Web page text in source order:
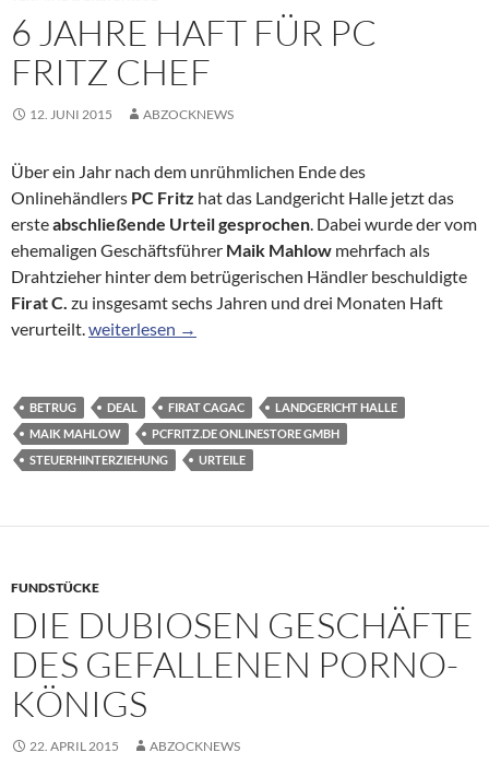
6 JAHRE HAFT FÜR PC
FRITZ CHEF
12. JUNI 2015 ABZOCKNEWS
Über ein Jahr nach dem unrühmlichen Ende des
Onlinehändlers PC Fritz hat das Landgericht Halle jetzt das
ersteabschließende Urteil gesprochen. Dabei wurde der vom
ehemaligen Geschäftsführer Maik Mahlow mehrfach als
Drahtzieher hinter dem betrügerischen Händler beschuldigte
Firat C. zu insgesamt sechs Jahren und drei Monaten Haft
verurteilt.6 Jahre Haft für PC Fritz Chef
weiterlesen →
BETRUG DEAL FIRAT CAGAC
LANDGERICHT HALLE
MAIK MAHLOW
PCFRITZ.DE ONLINESTORE GMBH
STEUERHINTERZIEHUNG
URTEILE
FUNDSTÜCKE
DIE DUBIOSEN GESCHÄFTE
DES GEFALLENEN PORNO-
KÖNIGS
22. APRIL 2015 ABZOCKNEWS